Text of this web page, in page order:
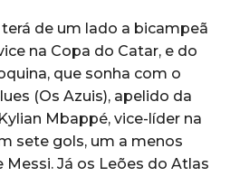
de um lado a bicampeã
na Copa do Catar, e do
que sonha com o
(Os Azuis), apelido da
Mbappé, vice-líder na
sete gols, um a menos
Já os Leões do Atlas